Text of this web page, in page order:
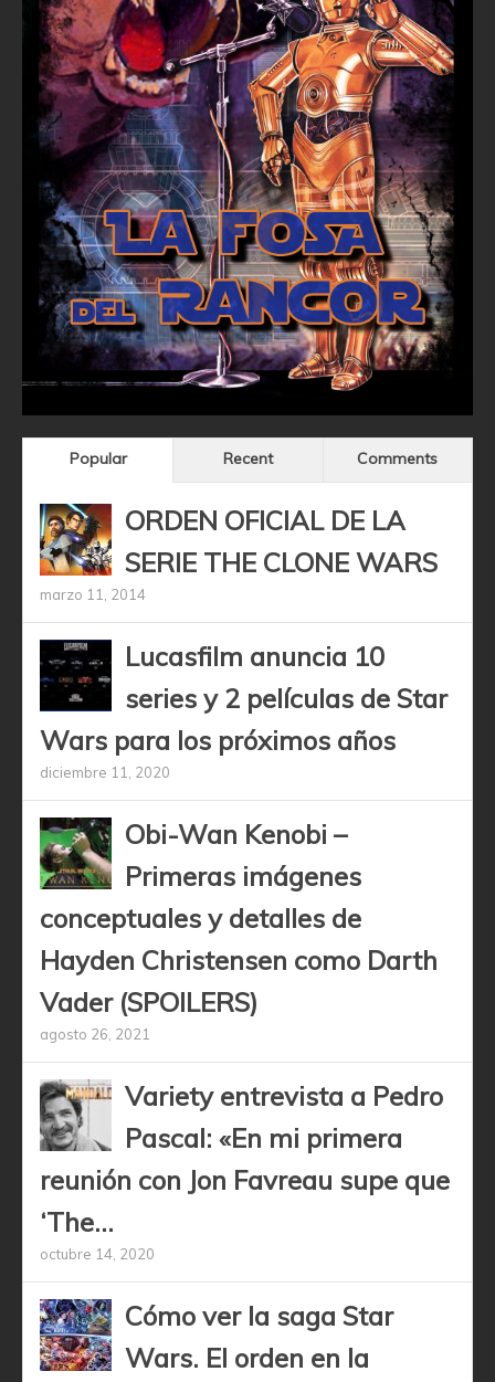
Popular Recent Comments
ORDEN OFICIAL DE LA
SERIE THE CLONE WARS
marzo 11, 2014
Lucasfilm anuncia 10
series y 2 películas de Star
Wars para los próximos años
diciembre 11, 2020
Obi-Wan Kenobi –
Primeras imágenes
conceptuales y detalles de
Hayden Christensen como Darth
Vader (SPOILERS)
agosto 26, 2021
Variety entrevista a Pedro
Pascal: «En mi primera
reunión con Jon Favreau supe que
‘The...
octubre 14, 2020
Cómo ver la saga Star
Wars. El orden en la